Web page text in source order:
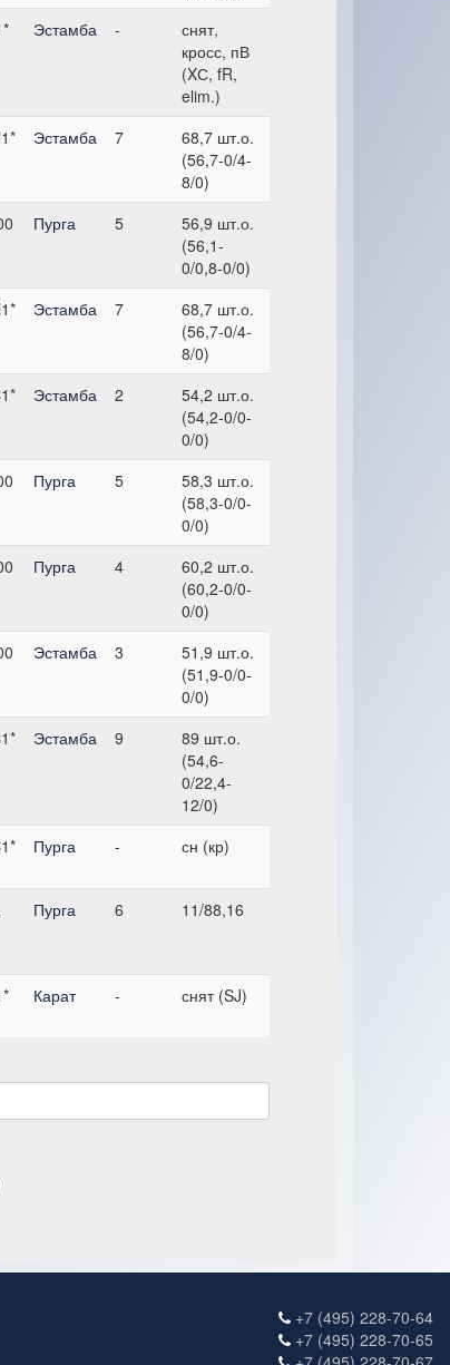
Эстамба -
снят,
кросс, пВ
(XС, fR,
elim.)
Эстамба 7
68,7 шт.о.
(56,7-0/4-
8/0)
Пурга 5
56,9 шт.о.
(56,1-
0/0,8-0/0)
Эстамба 7
68,7 шт.о.
(56,7-0/4-
8/0)
Эстамба 2
54,2 шт.о.
(54,2-0/0-
0/0)
Пурга 5
58,3 шт.о.
(58,3-0/0-
0/0)
Пурга 4
60,2 шт.о.
(60,2-0/0-
0/0)
Эстамба 3
51,9 шт.о.
(51,9-0/0-
0/0)
Эстамба 9
89 шт.о.
(54,6-
0/22,4-
12/0)
Пурга - сн (кр)
Пурга 6 11/88,16
Карат - снят (SJ)
+7 (495) 228-70-64
+7 (495) 228-70-65